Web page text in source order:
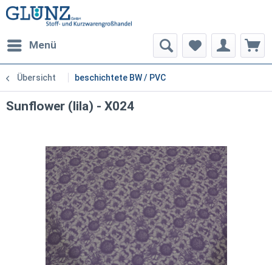
Menü
Übersicht beschichtete BW / PVC
Sunflower (lila) - X024